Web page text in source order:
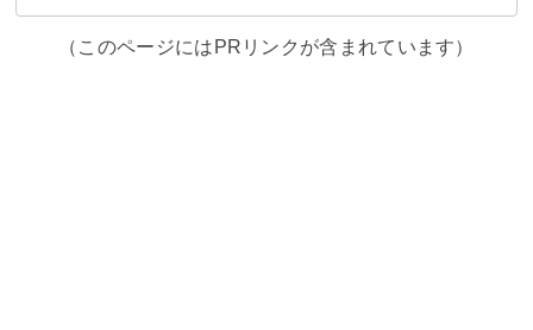
（このページにはPRリンクが含まれています）